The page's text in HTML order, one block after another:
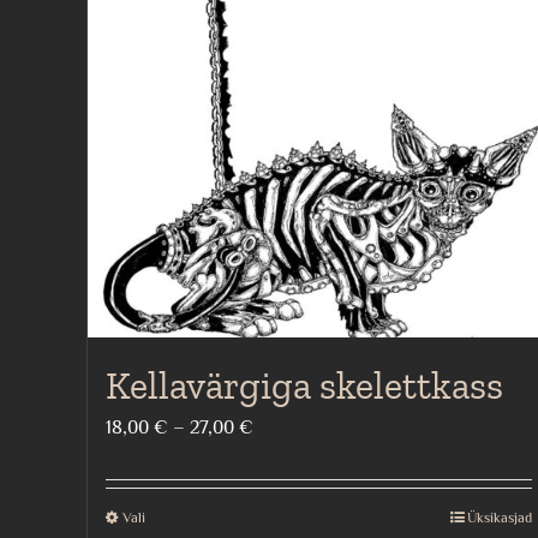
Kellavärgiga skelettkass
18,00 € – 27,00 €
18,00 €
Vali Üksikasjad